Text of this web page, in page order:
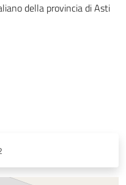
della provincia di Asti